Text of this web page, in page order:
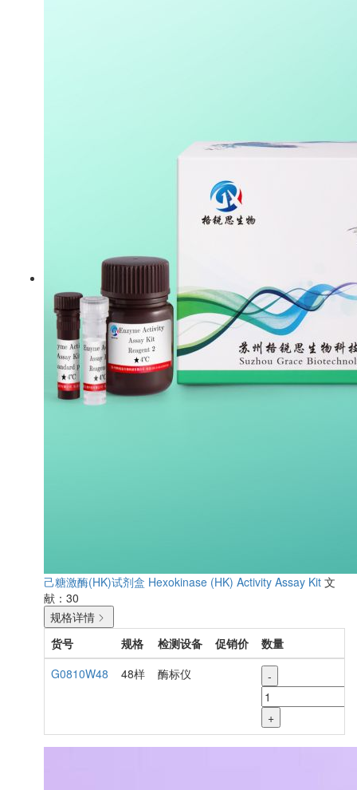
己糖激酶(HK)试剂盒 Hexokinase (HK) Activity Assay Kit 文
献：30
规格详情
货号
规格 检测设备 促销价
数量
G0810W48
48样 酶标仪 -
+